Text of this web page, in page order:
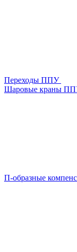
Переходы ППУ
Шаровые краны
П-образные